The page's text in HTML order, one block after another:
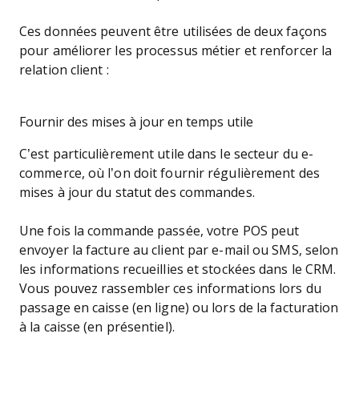
Ces données peuvent être utilisées de deux façons
pour améliorer les processus métier et renforcer la
relation client :
Fournir des mises à jour en temps utile
C’est particulièrement utile dans le secteur du e-
commerce, où l’on doit fournir régulièrement des
mises à jour du statut des commandes.
Une fois la commande passée, votre POS peut
envoyer la facture au client par e-mail ou SMS, selon
les informations recueillies et stockées dans le CRM.
Vous pouvez rassembler ces informations lors du
passage en caisse (en ligne) ou lors de la facturation
à la caisse (en présentiel).